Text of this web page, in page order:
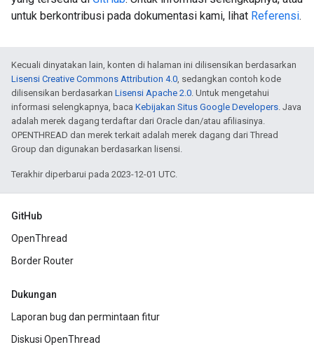
untuk berkontribusi pada dokumentasi kami, lihat Referensi.
Kecuali dinyatakan lain, konten di halaman ini dilisensikan berdasarkan
Lisensi Creative Commons Attribution 4.0, sedangkan contoh kode
dilisensikan berdasarkan Lisensi Apache 2.0. Untuk mengetahui
informasi selengkapnya, baca Kebijakan Situs Google Developers. Java
adalah merek dagang terdaftar dari Oracle dan/atau afiliasinya.
OPENTHREAD dan merek terkait adalah merek dagang dari Thread
Group dan digunakan berdasarkan lisensi.
Terakhir diperbarui pada 2023-12-01 UTC.
GitHub
OpenThread
Border Router
Dukungan
Laporan bug dan permintaan fitur
Diskusi OpenThread